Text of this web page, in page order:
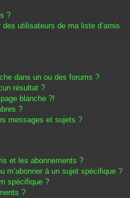
?
utilisateurs de ma liste d’amis
dans un ou des forums ?
résultat ?
blanche ?!
?
messages et sujets ?
et les abonnements ?
m’abonner à un sujet spécifique ?
spécifique ?
?